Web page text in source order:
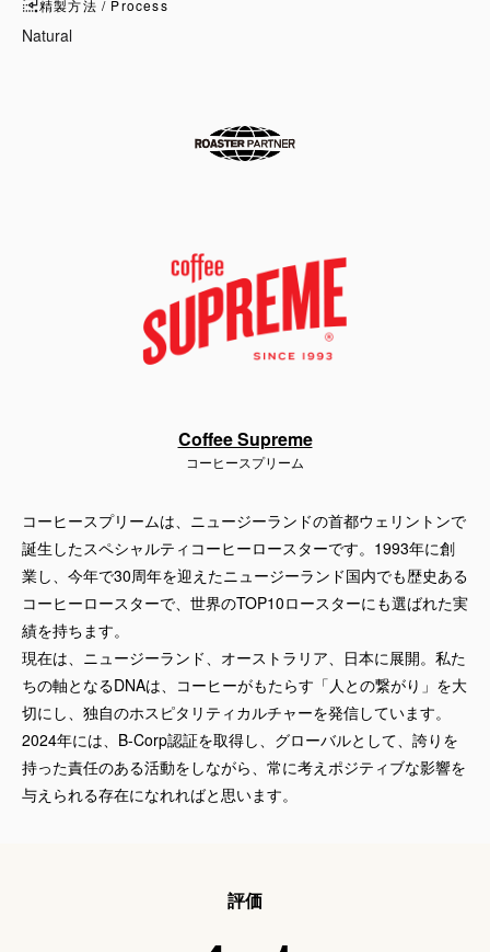
精製方法 / Process
Natural
Coffee Supreme
コーヒースプリーム
コーヒースプリームは、ニュージーランドの首都ウェリントンで
誕生したスペシャルティコーヒーロースターです。1993年に創
業し、今年で30周年を迎えたニュージーランド国内でも歴史ある
コーヒーロースターで、世界のTOP10ロースターにも選ばれた実
績を持ちます。
現在は、ニュージーランド、オーストラリア、日本に展開。私た
ちの軸となるDNAは、コーヒーがもたらす「人との繋がり」を大
切にし、独自のホスピタリティカルチャーを発信しています。
2024年には、B-Corp認証を取得し、グローバルとして、誇りを
持った責任のある活動をしながら、常に考えポジティブな影響を
与えられる存在になれればと思います。
評価